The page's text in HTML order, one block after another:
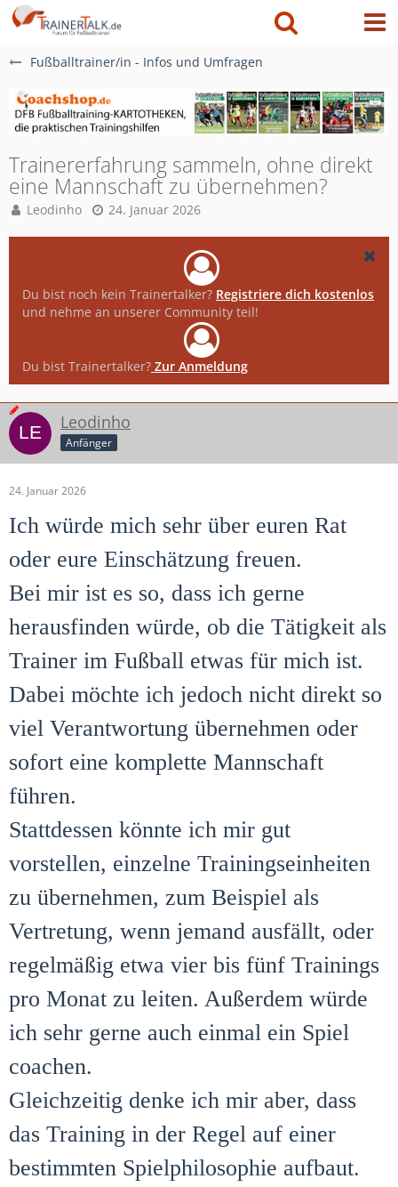
Fußballtrainer/in - Infos und Umfragen
Trainererfahrung sammeln, ohne direkt
eine Mannschaft zu übernehmen?
Leodinho 24. Januar 2026
Du bist noch kein Trainertalker? Registriere dich kostenlos
und nehme an unserer Community teil!
Du bist Trainertalker? Zur Anmeldung
Leodinho
Anfänger
24. Januar 2026
Ich würde mich sehr über euren Rat
oder eure Einschätzung freuen.
Bei mir ist es so, dass ich gerne
herausfinden würde, ob die Tätigkeit als
Trainer im Fußball etwas für mich ist.
Dabei möchte ich jedoch nicht direkt so
viel Verantwortung übernehmen oder
sofort eine komplette Mannschaft
führen.
Stattdessen könnte ich mir gut
vorstellen, einzelne Trainingseinheiten
zu übernehmen, zum Beispiel als
Vertretung, wenn jemand ausfällt, oder
regelmäßig etwa vier bis fünf Trainings
pro Monat zu leiten. Außerdem würde
ich sehr gerne auch einmal ein Spiel
coachen.
Gleichzeitig denke ich mir aber, dass
das Training in der Regel auf einer
bestimmten Spielphilosophie aufbaut.